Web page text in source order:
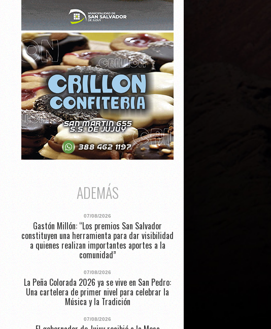
ADEMÁS
07/08/2026
Gastón Millón: “Los premios San Salvador
constituyen una herramienta para dar visibilidad
a quienes realizan importantes aportes a la
comunidad”
07/08/2026
La Peña Colorada 2026 ya se vive en San Pedro:
Una cartelera de primer nivel para celebrar la
Música y la Tradición
07/08/2026